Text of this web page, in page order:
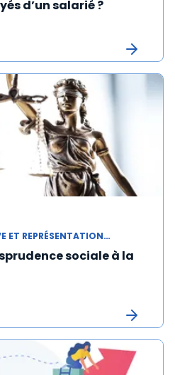
d’un salarié ?
NÉGOCIATION COLLECTIVE ET REPRÉSENTATION DU PERSONNEL
sociale à la